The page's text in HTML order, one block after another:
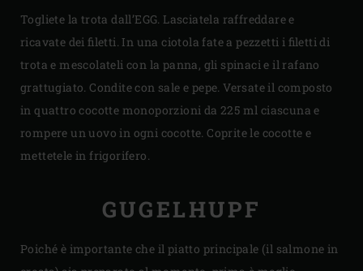
Togliete la trota dall’EGG. Lasciatela raffreddare e
ricavate dei filetti. In una ciotola fate a pezzetti i filetti di
trota e mescolateli con la panna, gli spinaci e il rafano
grattugiato. Condite con sale e pepe. Versate il composto
in quattro cocotte monoporzioni da 225 ml ciascuna e
rompere un uovo in ogni cocotte. Coprite le cocotte e
mettetele in frigorifero.
GUGELHUPF
Poiché è importante che il piatto principale (il salmone in